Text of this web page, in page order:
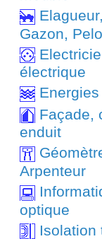
Gazon,
électrique
Façade,
enduit
Arpenteur
optique
Isolation